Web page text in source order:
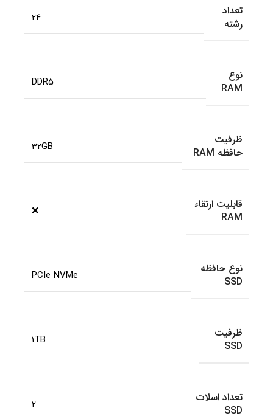
تعداد
رشته
24
نوع
RAM
DDR5
ظرفیت
حافظه RAM
32GB
قابلیت ارتقاء
RAM
❌
نوع حافظه
SSD
PCIe NVMe
ظرفیت
SSD
1TB
تعداد اسلات
SSD
2